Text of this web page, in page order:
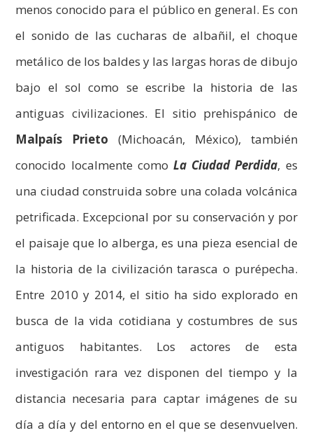
menos conocido para el público en general. Es con
el sonido de las cucharas de albañil, el choque
metálico de los baldes y las largas horas de dibujo
bajo el sol como se escribe la historia de las
antiguas civilizaciones. El sitio prehispánico de
Malpaís Prieto (Michoacán, México), también
conocido localmente como La Ciudad Perdida, es
una ciudad construida sobre una colada volcánica
petrificada. Excepcional por su conservación y por
el paisaje que lo alberga, es una pieza esencial de
la historia de la civilización tarasca o purépecha.
Entre 2010 y 2014, el sitio ha sido explorado en
busca de la vida cotidiana y costumbres de sus
antiguos habitantes. Los actores de esta
investigación rara vez disponen del tiempo y la
distancia necesaria para captar imágenes de su
día a día y del entorno en el que se desenvuelven.